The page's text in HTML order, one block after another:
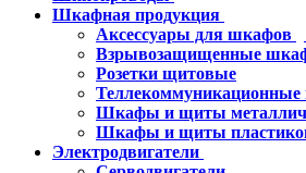
Шкафная продукция
Аксессуары для шкафов
Взрывозащищенные
Розетки щитовые
Шкафы и щиты
Шкафы и щиты
Электродвигатели